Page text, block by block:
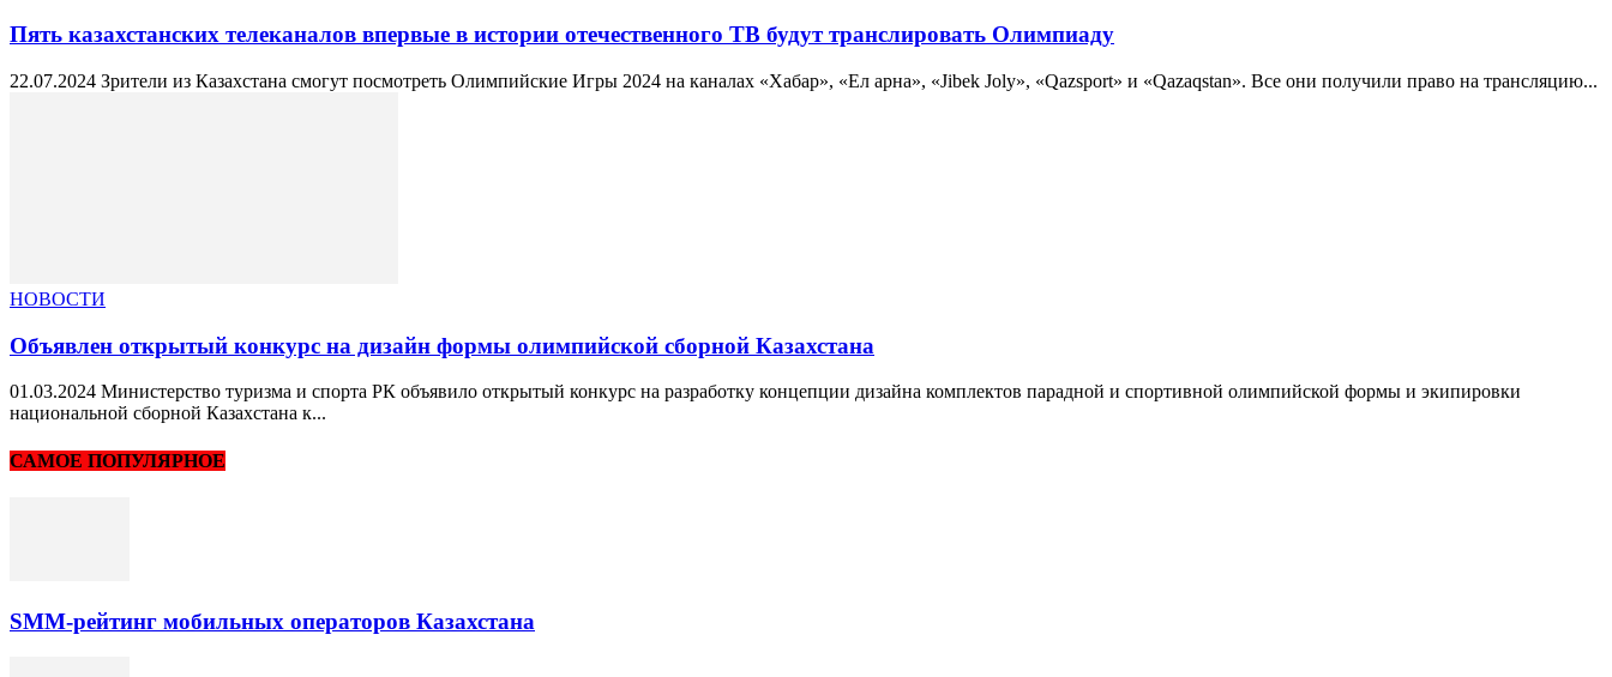
Пять казахстанских телеканалов впервые в истории отечественного ТВ будут транслировать Олимпиаду
22.07.2024 Зрители из Казахстана смогут посмотреть Олимпийские Игры 2024 на каналах «Хабар», «Ел арна», «Jibek Joly», «Qazsport» и «Qazaqstan». Все они получили право на трансляцию...
НОВОСТИ
Объявлен открытый конкурс на дизайн формы олимпийской сборной Казахстана
01.03.2024 Министерство туризма и спорта РК объявило открытый конкурс на разработку концепции дизайна комплектов парадной и спортивной олимпийской формы и экипировки
национальной сборной Казахстана к...
САМОЕ ПОПУЛЯРНОЕ
SMM-рейтинг мобильных операторов Казахстана